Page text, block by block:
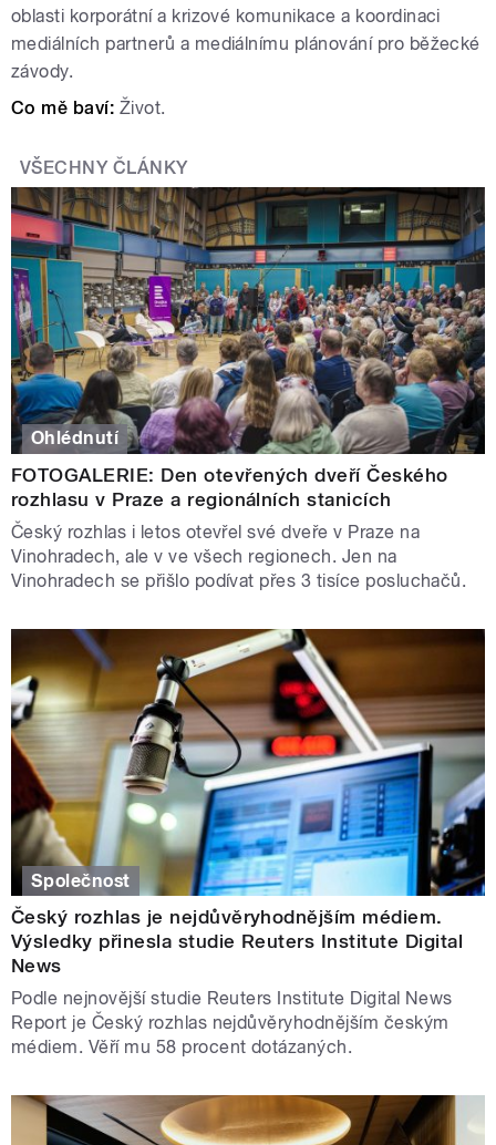
oblasti korporátní a krizové komunikace a koordinaci
mediálních partnerů a mediálnímu plánování pro běžecké
závody.
Co mě baví: Život.
VŠECHNY ČLÁNKY
Ohlédnutí
FOTOGALERIE: Den otevřených dveří Českého
rozhlasu v Praze a regionálních stanicích
Český rozhlas i letos otevřel své dveře v Praze na
Vinohradech, ale v ve všech regionech. Jen na
Vinohradech se přišlo podívat přes 3 tisíce posluchačů.
Společnost
Český rozhlas je nejdůvěryhodnějším médiem.
Výsledky přinesla studie Reuters Institute Digital
News
Podle nejnovější studie Reuters Institute Digital News
Report je Český rozhlas nejdůvěryhodnějším českým
médiem. Věří mu 58 procent dotázaných.